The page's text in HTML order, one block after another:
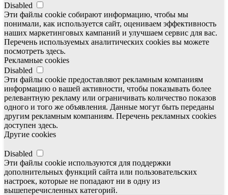
Disabled
Эти файлы cookie собирают информацию, чтобы мы
понимали, как используется сайт, оцениваем эффективность
наших маркетинговых кампаний и улучшаем сервис для вас.
Перечень используемых аналитических cookies вы можете
посмотреть здесь.
Рекламные cookies
Disabled
Эти файлы cookie предоставляют рекламным компаниям
информацию о вашей активности, чтобы показывать более
релевантную рекламу или ограничивать количество показов
одного и того же объявления. Данные могут быть переданы
другим рекламным компаниям. Перечень рекламных cookies
доступен здесь.
Другие cookies
Disabled
Эти файлы cookie используются для поддержки
дополнительных функций сайта или пользовательских
настроек, которые не попадают ни в одну из
вышеперечисленных категорий.